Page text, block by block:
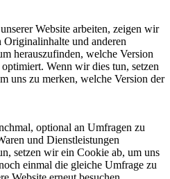
Website arbeiten, zeigen wir
Originalinhalte und anderen
herauszufinden, welche Version
Wenn wir dies tun, setzen
uns zu merken, welche Version der
optional an Umfragen zu
und Dienstleistungen
setzen wir ein Cookie ab, um uns
einmal die gleiche Umfrage zu